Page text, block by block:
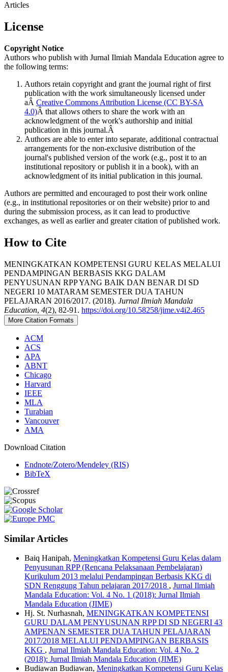
Articles
License
Copyright Notice
Authors who publish with Jurnal Ilmiah Mandala Education agree to
the following terms:
Authors retain copyright and grant the journal right of first
publication with the work simultaneously licensed under
aÂ Creative Commons Attribution License (CC BY-SA
4.0)Â that allows others to share the work with an
acknowledgment of the work's authorship and initial
publication in this journal.Â
Authors are able to enter into separate, additional contractual
arrangements for the non-exclusive distribution of the
journal's published version of the work (e.g., post it to an
institutional repository or publish it in a book), with an
acknowledgment of its initial publication in this journal.
Authors are permitted and encouraged to post their work online
(e.g., in institutional repositories or on their website) prior to and
during the submission process, as it can lead to productive
exchanges, as well as earlier and greater citation of published work.
How to Cite
MENINGKATKAN KOMPETENSI GURU KELAS MELALUI
PENDAMPINGAN BERBASIS KKG DALAM
PENYUSUNAN RPP YANG BAIK DAN BENAR DI SD
NEGERI 10 MATARAM SEMESTER DUA TAHUN
PELAJARAN 2016/2017. (2018). Jurnal Ilmiah Mandala
Education, 4(2), 82-91. https://doi.org/10.58258/jime.v4i2.465
More Citation Formats
ACM
ACS
APA
ABNT
Chicago
Harvard
IEEE
MLA
Turabian
Vancouver
AMA
Download Citation
Endnote/Zotero/Mendeley (RIS)
BibTeX
Similar Articles
Baiq Hanipah, Meningkatkan Kompetensi Guru Kelas dalam
Penyusunan RPP (Rencana Pelaksanaan Pembelajaran)
Kurikulum 2013 melalui Pendampingan Berbasis KKG di
SDN Renggung Tahun pelajaran 2017/2018 , Jurnal Ilmiah
Mandala Education: Vol. 4 No. 1 (2018): Jurnal Ilmiah
Mandala Education (JIME)
Hj. St. Nurhasnah, MENINGKATKAN KOMPETENSI
GURU DALAM PENYUSUNAN RPP DI SD NEGERI 43
AMPENAN SEMESTER DUA TAHUN PELAJARAN
2017/2018 MELALUI PENDAMPINGAN BERBASIS
KKG , Jurnal Ilmiah Mandala Education: Vol. 4 No. 2
(2018): Jurnal Ilmiah Mandala Education (JIME)
Budiawan Budiawan, Meningkatkan Kompetensi Guru Kelas